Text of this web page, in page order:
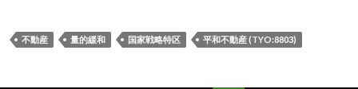
不動産 量的緩和 国家戦略特区 平和不動産 (TYO:8803)